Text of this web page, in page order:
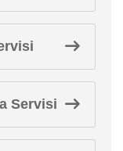
Servisi